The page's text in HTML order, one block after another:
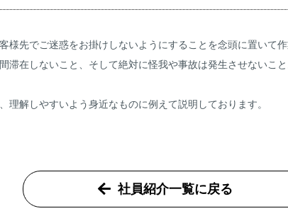
様先でご迷惑をお掛けしないようにすることを念頭に置いて作
滞在しないこと、そして絶対に怪我や事故は発生させないこ
理解しやすいよう身近なものに例えて説明しております。
社員紹介一覧に戻る